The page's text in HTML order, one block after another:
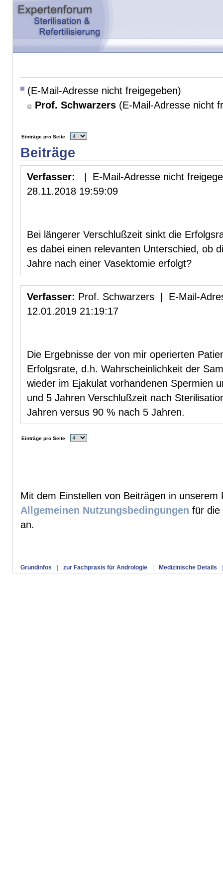
(E-Mail-Adresse nicht freigegeben)
Prof. Schwarzers (E-Mail-Adresse nicht
Einträge pro Seite
Beiträge
Verfasser: | E-Mail-Adresse nicht
28.11.2018 19:59:09
Bei längerer Verschlußzeit sinkt die
es dabei einen relevanten Unterschied, ob
Jahre nach einer Vasektomie erfolgt?
Verfasser: Prof. Schwarzers | E-Mail-
12.01.2019 21:19:17
Die Ergebnisse der von mir operierten
Erfolgsrate, d.h. Wahrscheinlichkeit der
wieder im Ejakulat vorhandenen Spermien
und 5 Jahren Verschlußzeit nach
Jahren versus 90 % nach 5 Jahren.
Einträge pro Seite
Mit dem Einstellen von Beiträgen in
Allgemeinen Nutzungsbedingungen für die
an.
Grundinfos zur Fachpraxis für Andrologie Medizinische Details